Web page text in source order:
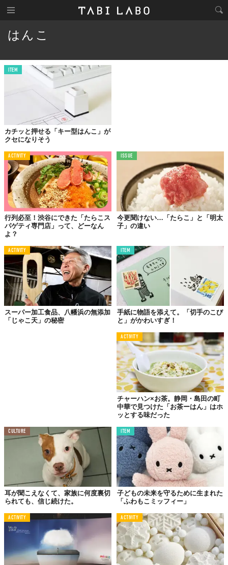
はんこ
ITEM
カチッと押せる「キー型はんこ」が
クセになりそう
ACTIVITY
行列必至！渋谷にできた「たらこス
パゲティ専門店」って、どーなん
よ？
ISSUE
今更聞けない…「たらこ」と「明太
子」の違い
ACTIVITY
スーパー加工食品、八幡浜の無添加
「じゃこ天」の秘密
ITEM
手紙に物語を添えて。「切手のこび
と」がかわいすぎ！
ACTIVITY
チャーハン×お茶。静岡・島田の町
中華で見つけた「お茶ーはん」はホ
ッとする味だった
CULTURE
耳が聞こえなくて、家族に何度裏切
られても、信じ続けた。
ITEM
子どもの未来を守るために生まれた
「ふわもこミッフィー」
ACTIVITY ACTIVITY